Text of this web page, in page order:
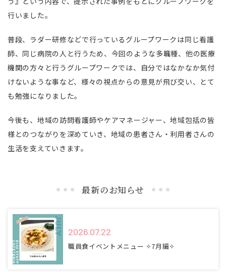
行いました。
普段、ラダー研修などで行っているグループワークは同じ看護
師、同じ病院の人と行うため、今回のような多職種、他の医療
機関の方々と行うグループワークでは、自分ではなかなか気付
けないような事など、様々の視点からの意見が飛び交い、とて
も勉強になりました。
今後も、地域の訪問看護師やケアマネージャー、地域包括の皆
様とのつながりを深めていき、地域の患者さん・ 利用者さんの
生活を支えていきます。
最新のお知らせ
2026.07.22
職員食イベントメニュー ✧7月編✧